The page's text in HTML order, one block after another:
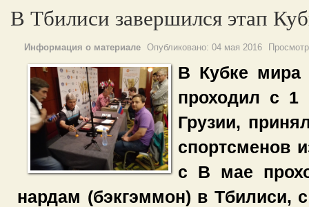
В Тбилиси завершился этап
Информация о материале Опубликовано: 04 мая 2016
В Кубке мира
проходил с
Грузии,
спортсменов
с В мае
нардам (бэкгэммон) в